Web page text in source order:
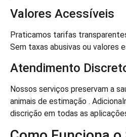
Valores Acessíveis
Praticamos tarifas
Sem taxas abusivas ou valores
Atendimento
Nossos serviços preservam a
animais de estimação .
discrição em todas as